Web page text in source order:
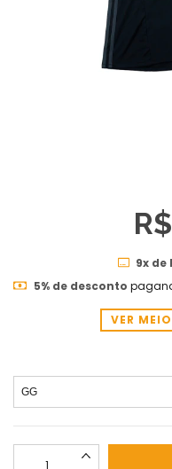
9x de
5% de desconto
VER